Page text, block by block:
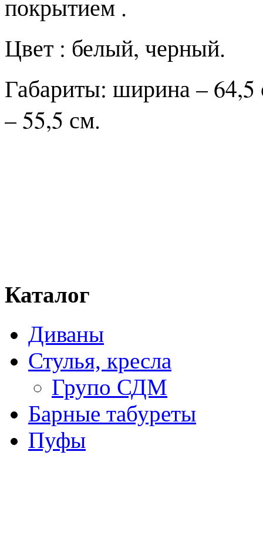
покрытием .
Цвет : белый, черный.
Габариты: ширина – 64,5
– 55,5 см.
Каталог
Диваны
Стулья, кресла
Групо СДМ
Барные табуреты
Пуфы